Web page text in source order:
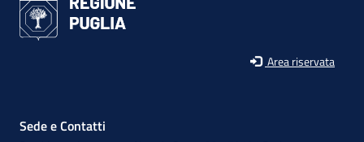
Area riservata
Sede e Contatti